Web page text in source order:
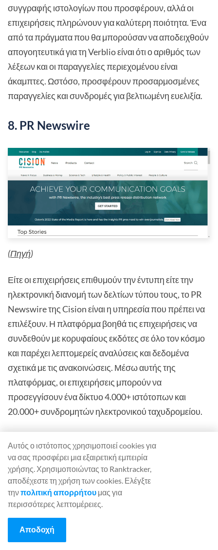
συγγραφής ιστολογίων που προσφέρουν, αλλά οι
επιχειρήσεις πληρώνουν για καλύτερη ποιότητα. Ένα
από τα πράγματα που θα μπορούσαν να αποδειχθούν
απογοητευτικά για τη Verblio είναι ότι ο αριθμός των
λέξεων και οι παραγγελίες περιεχομένου είναι
άκαμπτες. Ωστόσο, προσφέρουν προσαρμοσμένες
παραγγελίες και συνδρομές για βελτιωμένη ευελιξία.
8. PR Newswire
(Πηγή)
Είτε οι επιχειρήσεις επιθυμούν την έντυπη είτε την
ηλεκτρονική διανομή των δελτίων τύπου τους, το PR
Newswire της Cision είναι η υπηρεσία που πρέπει να
επιλέξουν. Η πλατφόρμα βοηθά τις επιχειρήσεις να
συνδεθούν με κορυφαίους εκδότες σε όλο τον κόσμο
και παρέχει λεπτομερείς αναλύσεις και δεδομένα
σχετικά με τις ανακοινώσεις. Μέσω αυτής της
πλατφόρμας, οι επιχειρήσεις μπορούν να
προσεγγίσουν ένα δίκτυο 4.000+ ιστότοπων και
20.000+ συνδρομητών ηλεκτρονικού ταχυδρομείου.
ασφαλή πλατφόρμα για τις επιχειρήσεις ώστε να
στείλουν την ιστορία τους σε ένα παγκόσμιο κοινό
κορυφαίων δημοσιογράφων και κοινωνικών
επιρροών. Δίνει τη δυνατότητα στις επιχειρήσεις να
εντοπίζουν και να συνεργάζονται με σημαντικούς
παράγοντες επιρροής και να διανέμουν σημαντικές
ιστορίες για την επωνυμία τους.
Αυτός ο ιστότοπος χρησιμοποιεί cookies για
να σας προσφέρει μια εξαιρετική εμπειρία
χρήσης. Χρησιμοποιώντας το Ranktracker,
αποδέχεστε τη χρήση των cookies. Ελέγξτε
τηνπολιτική απορρήτου μας για
περισσότερες λεπτομέρειες.
Αποδοχή